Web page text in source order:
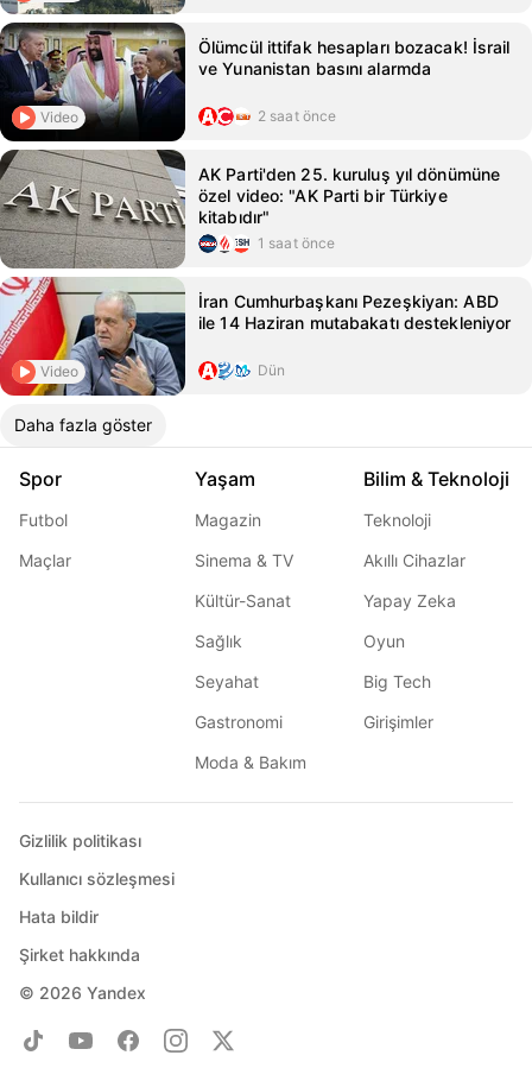
Video
Ölümcül ittifak hesapları bozacak! İsrail
ve Yunanistan basını alarmda
2 saat önce
AK Parti'den 25. kuruluş yıl dönümüne
özel video: "AK Parti bir Türkiye
kitabıdır"
1 saat önce
Video
İran Cumhurbaşkanı Pezeşkiyan: ABD
ile 14 Haziran mutabakatı destekleniyor
Dün
Daha fazla göster
Spor
Futbol
Maçlar
Yaşam
Magazin
Sinema & TV
Kültür-Sanat
Sağlık
Seyahat
Gastronomi
Moda & Bakım
Bilim & Teknoloji
Teknoloji
Akıllı Cihazlar
Yapay Zeka
Oyun
Big Tech
Girişimler
© 2026 Yandex
Gizlilik politikası
Kullanıcı sözleşmesi
Hata bildir
Şirket hakkında